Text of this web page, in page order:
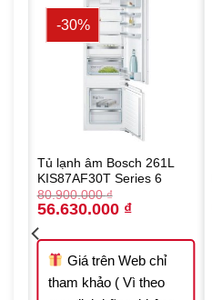
-30%
Tủ lạnh âm Bosch 261L
KIS87AF30T Series 6
80.900.000₫
Original
price
was:
80.900.000 ₫.
56.630.000 ₫Current
56.630.000 ₫.
Giá trên Web chỉ
tham khảo ( Vì theo